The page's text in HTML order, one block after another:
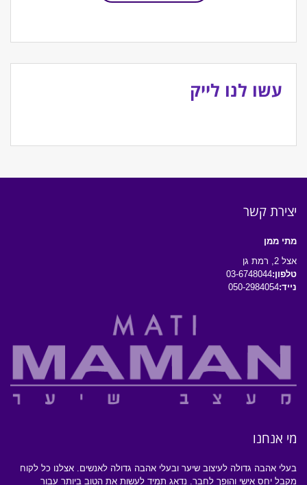
עשו לנו לייק
יצירת קשר
מתי ממן
אצל 2, רמת גן
טלפון:03-6748044
נייד:050-2984054
מי אנחנו
בעלי אהבה גדולה לעיצוב שיער ובעלי אהבה גדולה לאנשים. אצלנו כל לקוח
מקבל יחס אישי והופך לחבר. נדאג תמיד לעשות את הטוב ביותר עבור